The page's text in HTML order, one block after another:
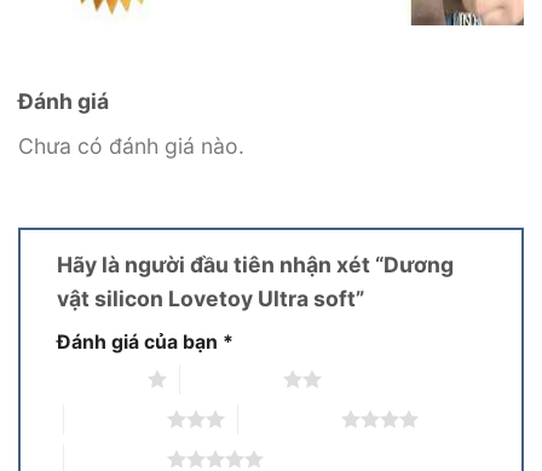
Đánh giá
Chưa có đánh giá nào.
Hãy là người đầu tiên nhận xét “Dương
vật silicon Lovetoy Ultra soft”
Đánh giá của bạn *